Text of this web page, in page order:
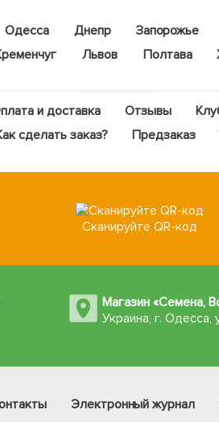
Одесса Днепр Запорожье
Львов Полтава
и доставка Отзывы
сделать заказ? Предзаказ
Сканируйте QR-код
Магазин «Семена,
Украина, г. Одесса,
Электронный журнал